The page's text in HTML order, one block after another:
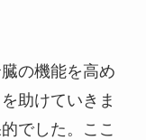
の機能を高め
助けていきま
でした。ここ